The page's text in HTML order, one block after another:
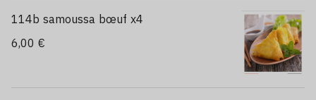
114b samoussa bœuf x4
6,00 €